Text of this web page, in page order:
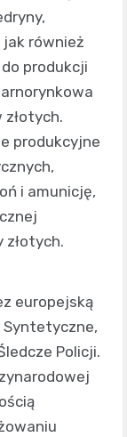
również
produkcji
złotych.
produkcyjne
i amunicję,
europejską
Syntetyczne,
Policji.